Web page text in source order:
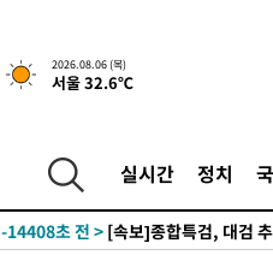
2026.08.06 (목)
서울 32.6℃
실시간 정치
-15517초 전 >[속보]7~9일 프로야구
-14846초 전 >
서울 낮 37.9도, 올여
-14408초 전 >[속보]종합특검, 대검
-10503초 전 > [속보]코스닥, 800p